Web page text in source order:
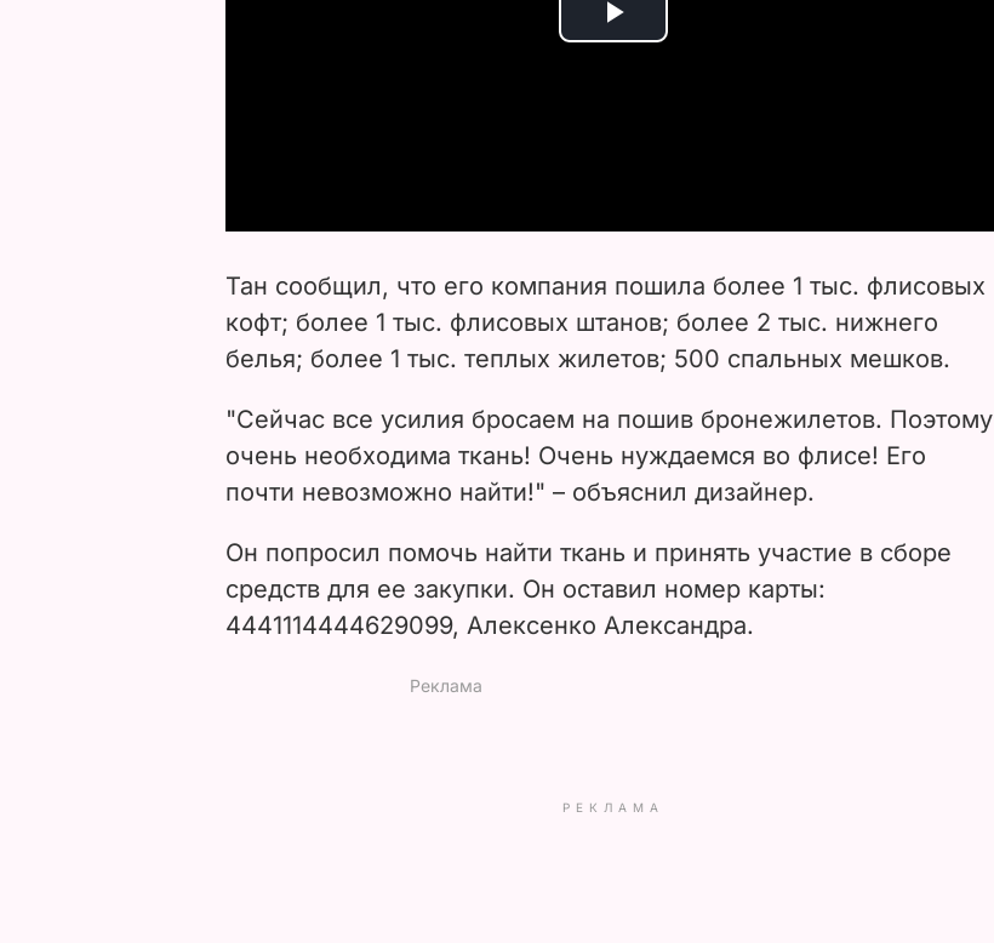
P
i
d
e
o
Тан сообщил, что его компания пошила более 1 тыс. флисовых
кофт; более 1 тыс. флисовых штанов; более 2 тыс. нижнего
белья; более 1 тыс. теплых жилетов; 500 спальных мешков.
"Сейчас все усилия бросаем на пошив бронежилетов. Поэтому
очень необходима ткань! Очень нуждаемся во флисе! Его
почти невозможно найти!" – объяснил дизайнер.
Он попросил помочь найти ткань и принять участие в сборе
средств для ее закупки. Он оставил номер карты:
4441114444629099, Алексенко Александра.
РЕКЛАМА